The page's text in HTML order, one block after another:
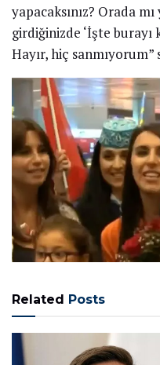
yapacaksınız? Orada
girdiğinizde ‘İşte burayı
Hayır, hiç
Related Posts